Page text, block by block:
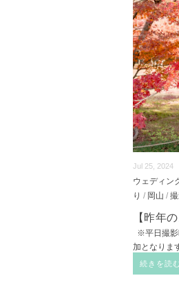
Jul 25, 2024
ウェディン
り / 岡山 /
【昨年
※平日撮影
加となりま
続きを読む